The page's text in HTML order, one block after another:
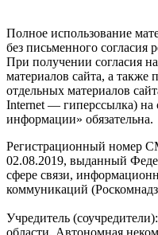
Полное использование
без письменного согласия
При получении согласия
материалов сайта, а также
отдельных материалов
Internet — гиперссылка) на
информации» обязательна.
Регистрационный номер
02.08.2019, выданный
сфере связи,
коммуникаций
Учредитель